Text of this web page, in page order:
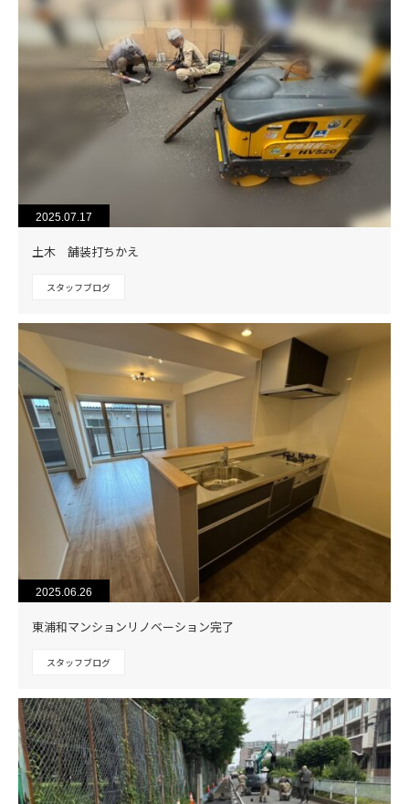
2025.07.17
土木 舗装打ちかえ
スタッフブログ
2025.06.26
東浦和マンションリノベーション完了
スタッフブログ